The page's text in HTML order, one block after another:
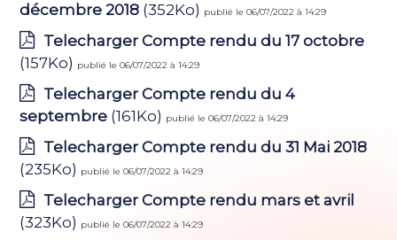
décembre 2018 (352Ko) publié le 06/07/2022 à 14:29
Telecharger Compte rendu du 17 octobre
(157Ko) publié le 06/07/2022 à 14:29
Telecharger Compte rendu du 4
septembre (161Ko) publié le 06/07/2022 à 14:29
Telecharger Compte rendu du 31 Mai 2018
(235Ko) publié le 06/07/2022 à 14:29
Telecharger Compte rendu mars et avril
(323Ko) publié le 06/07/2022 à 14:29